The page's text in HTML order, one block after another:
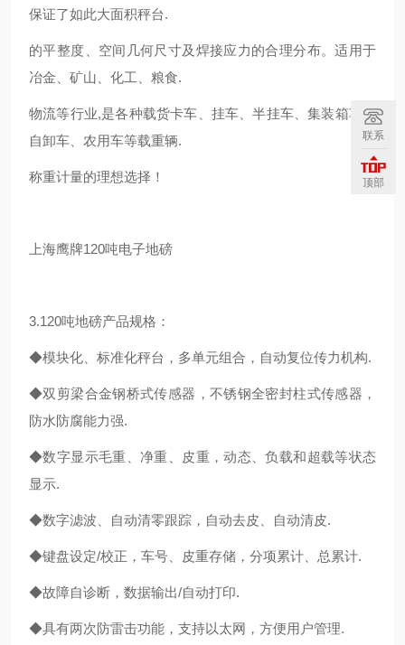
保证了如此大面积秤台.
的平整度、空间几何尺寸及焊接应力的合理分布。适用于
冶金、矿山、化工、粮食.
物流等行业,是各种载货卡车、挂车、半挂车、集装箱车、
自卸车、农用车等载重辆.
称重计量的理想选择！
上海鹰牌120吨电子地磅
3.120吨地磅产品规格：
◆模块化、标准化秤台，多单元组合，自动复位传力机构.
◆双剪梁合金钢桥式传感器，不锈钢全密封柱式传感器，
防水防腐能力强.
◆数字显示毛重、净重、皮重，动态、负载和超载等状态
显示.
◆数字滤波、自动清零跟踪，自动去皮、自动清皮.
◆键盘设定/校正，车号、皮重存储，分项累计、总累计.
◆故障自诊断，数据输出/自动打印.
◆具有两次防雷击功能，支持以太网，方便用户管理.
联系
顶部